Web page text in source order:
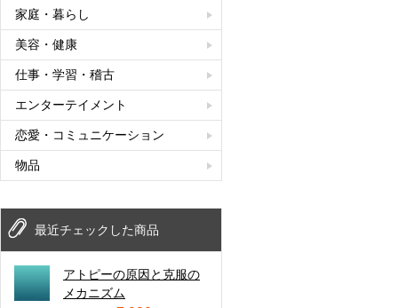
家庭・暮らし
美容・健康
仕事・学習・稽古
エンターテイメント
恋愛・コミュニケーション
物品
最近チェックした商品
アトピーの原因と克服の
メカニズム